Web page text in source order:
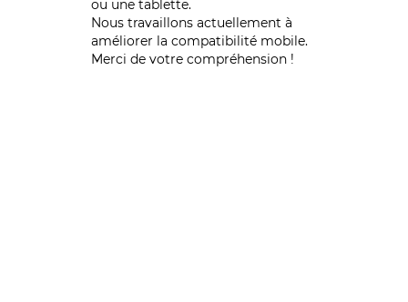
ou une tablette.
Nous travaillons actuellement à
améliorer la compatibilité mobile.
Merci de votre compréhension !